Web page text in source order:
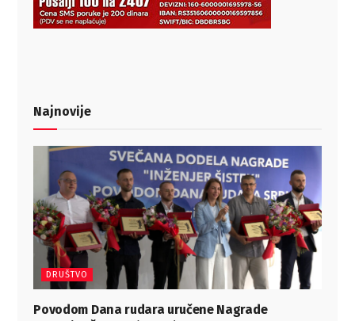
Najnovije
DRUŠTVO
Povodom Dana rudara uručene Nagrade